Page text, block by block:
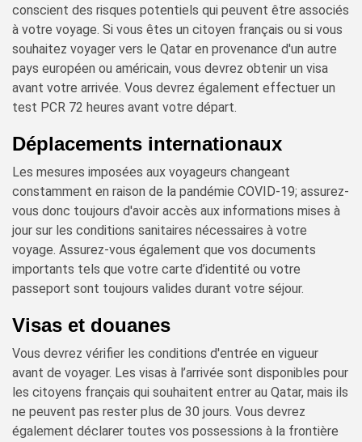
conscient des risques potentiels qui peuvent être associés
à votre voyage. Si vous êtes un citoyen français ou si vous
souhaitez voyager vers le Qatar en provenance d'un autre
pays européen ou américain, vous devrez obtenir un visa
avant votre arrivée. Vous devrez également effectuer un
test PCR 72 heures avant votre départ.
Déplacements internationaux
Les mesures imposées aux voyageurs changeant
constamment en raison de la pandémie COVID-19; assurez-
vous donc toujours d'avoir accès aux informations mises à
jour sur les conditions sanitaires nécessaires à votre
voyage. Assurez-vous également que vos documents
importants tels que votre carte d’identité ou votre
passeport sont toujours valides durant votre séjour.
Visas et douanes
Vous devrez vérifier les conditions d'entrée en vigueur
avant de voyager. Les visas à l’arrivée sont disponibles pour
les citoyens français qui souhaitent entrer au Qatar, mais ils
ne peuvent pas rester plus de 30 jours. Vous devrez
également déclarer toutes vos possessions à la frontière